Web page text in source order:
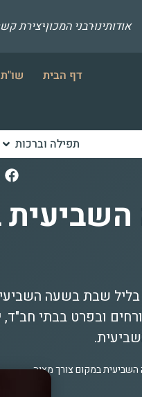
אודותינורבני המכוןיצירת
דף הבית
תפילה וברכות
שבת בשעה
ובפרט בבתי
במקום צורך מצוה